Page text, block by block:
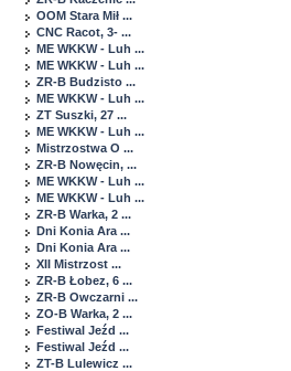
OOM Stara Mił ...
CNC Racot, 3- ...
ME WKKW - Luh ...
ME WKKW - Luh ...
ZR-B Budzisto ...
ME WKKW - Luh ...
ZT Suszki, 27 ...
ME WKKW - Luh ...
Mistrzostwa O ...
ZR-B Nowęcin, ...
ME WKKW - Luh ...
ME WKKW - Luh ...
ZR-B Warka, 2 ...
Dni Konia Ara ...
Dni Konia Ara ...
XII Mistrzost ...
ZR-B Łobez, 6 ...
ZR-B Owczarni ...
ZO-B Warka, 2 ...
Festiwal Jeźd ...
Festiwal Jeźd ...
ZT-B Lulewicz ...